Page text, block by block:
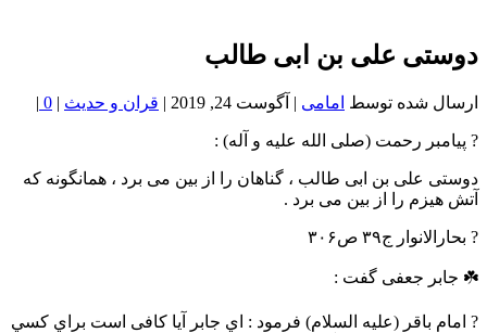
خون
شمال
دوستی علی بن ابی طالب
ارسال شده توسط امامی | آگوست 24, 2019 | قران و حدیث |
0
|
? پیامبر رحمت (صلی الله علیه و آله) :
دوستی علی بن ابی طالب ، گناهان را از بین می برد ، همانگونه که
آتش هیزم را از بین می برد .
? بحارالانوار ج۳۹ ص۳۰۶
☘️ جابر جعفی گفت :
? امام باقر (علیه السلام) فرمود : اي جابر آيا کافی است براي کسي